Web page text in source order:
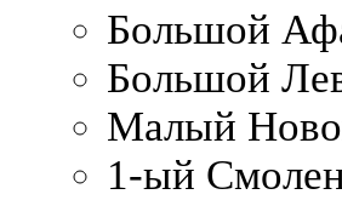
Большой
Большой
Малый
1-ый